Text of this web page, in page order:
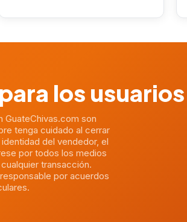
los usuarios
GuateChivas.com son
tenga cuidado al cerrar
del vendedor, el
por todos los medios
transacción.
por acuerdos